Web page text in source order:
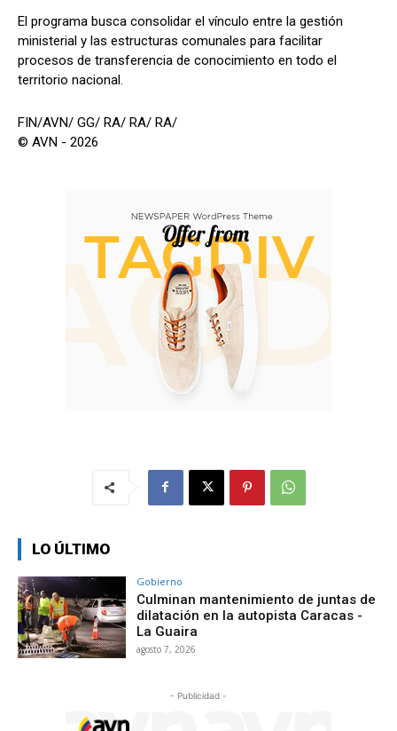
El programa busca consolidar el vínculo entre la gestión
ministerial y las estructuras comunales para facilitar
procesos de transferencia de conocimiento en todo el
territorio nacional.
FIN/AVN/ GG/ RA/ RA/ RA/
© AVN - 2026
LO ÚLTIMO
Gobierno
Culminan mantenimiento de juntas de
dilatación en la autopista Caracas -
La Guaira
agosto 7, 2026
- Publicidad -